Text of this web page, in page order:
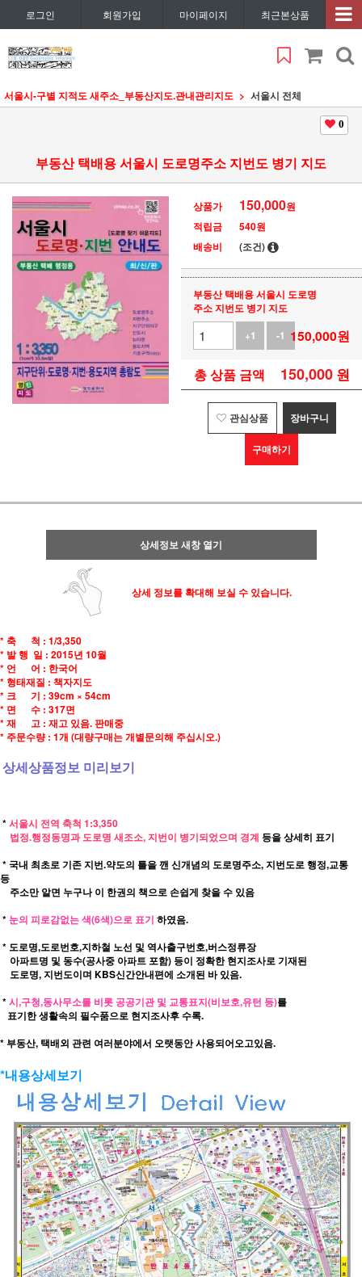
로그인 회원가입 마이페이지 최근본상품
서울시-구별 지적도 새주소_부동산지도.관내관리지도 서울시 전체
0
부동산 택배용 서울시 도로명주소 지번도 병기 지도
상품가 150,000원
적립금
540원
배송비
(조건)
부동산 택배용 서울시 도로명
주소 지번도 병기 지도
+1
-1 150,000원
총 상품 금액 150,000 원
관심상품 장바구니
구매하기
상세정보 새창 열기
상세 정보를 확대해 보실 수 있습니다.
* 축 척 : 1/3,350
* 발 행 일 : 2015년 10월
* 언 어 : 한국어
* 형태재질 : 책자지도
* 크 기 : 39cm × 54cm
* 면 수 : 317면
* 재 고 : 재고 있음. 판매중
* 주문수량 : 1개 (대량구매는 개별문의해 주십시오.)
상세상품정보 미리보기
*서울시 전역 축척 1:3,350
법정.행정동명과 도로명 새조소, 지번이 병기되었으며 경계 등을 상세히 표기
* 국내 최초로 기존 지번.약도의 틀을 깬 신개념의 도로명주소, 지번도로 행정,교통
등
주소만 알면 누구나 이 한권의 책으로 손쉽게 찾을 수 있음
* 눈의 피로감없는 색(6색)으로 표기 하였음.
* 도로명,도로번호,지하철 노선 및 역사출구번호,버스정류장
아파트명 및 동수(공사중 아파트 포함) 등이 정확한 현지조사로 기재된
도로명, 지번도이며 KBS신간안내편에 소개된 바 있음.
*시,구청,동사무소를 비롯 공공기관 및 교통표지(비보호,유턴 등)를
표기한 생활속의 필수품으로 현지조사후 수록.
* 부동산, 택배외 관련 여러분야에서 오랫동안 사용되어오고있음.
*내용상세보기